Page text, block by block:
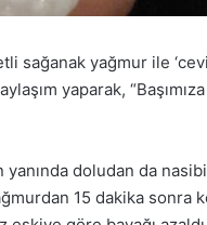
sağanak yağmur ile
yaparak,
doludan da
15 dakika sonra